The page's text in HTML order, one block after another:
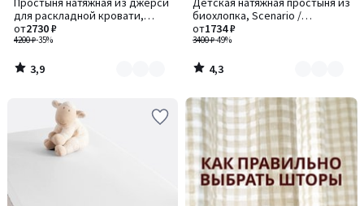
для раскладной кровати,
Scenario / Сценарио
4200 ₽-35%
от2730 ₽
цветов:
4
3,9
/
биохлопка, Scenario /
Сценарио
3400 ₽-49%
от1734 ₽
цветов:
2
4,3
/
-